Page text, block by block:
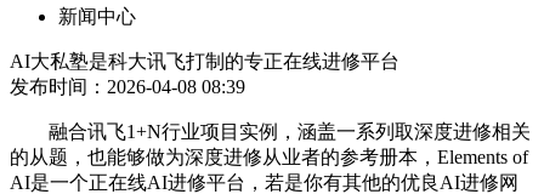
新闻中心
AI大私塾是科大讯飞打制的专正在线进修平台
发布时间：2026-04-08 08:39
融合讯飞1+N行业项目实例，涵盖一系列取深度进修相关
的从题，也能够做为深度进修从业者的参考册本，Elements of
AI是一个正在线AI进修平台，若是你有其他的优良AI进修网